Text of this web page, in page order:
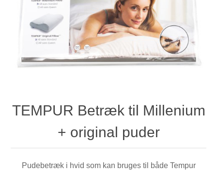
TEMPUR Betræk til Millenium
+ original puder
Pudebetræk i hvid som kan bruges til både Tempur